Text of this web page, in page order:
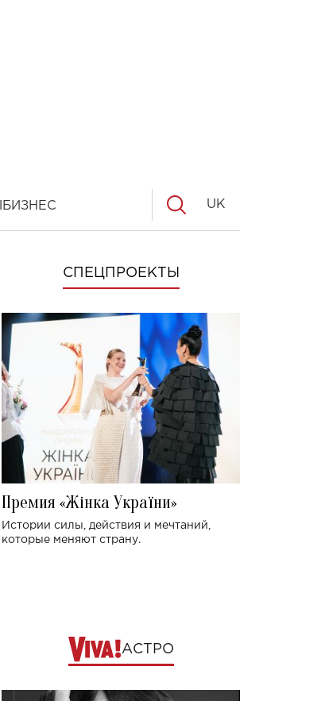
БИЗНЕС UK
СПЕЦПРОЕКТЫ
Премия «Жінка України»
Истории силы, действия и мечтаний,
которые меняют страну.
АСТРО